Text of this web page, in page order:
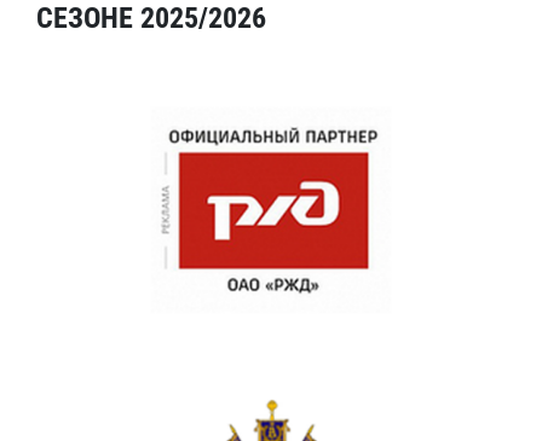
СЕЗОНЕ 2025/2026